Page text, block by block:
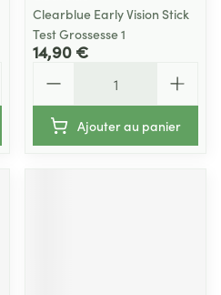
Clearblue Early Vision Stick
Test Grossesse 1
14,90 €
Ajouter au panier